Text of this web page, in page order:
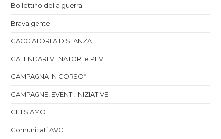
Bollettino della guerra
Brava gente
CACCIATORI A DISTANZA
CALENDARI VENATORI e PFV
CAMPAGNA IN CORSO*
CAMPAGNE, EVENTI, INIZIATIVE
CHI SIAMO
Comunicati AVC